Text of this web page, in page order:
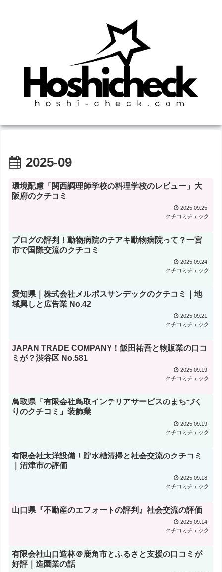
2025-09
環境配慮「関西調理師学校の料理学校のレビュー」大
阪府のクチコミ
2025.09.25
クチコミチェック
ブログの評判！動物病院のチアキ動物病院って？一宮
市で国際交流のクチコミ
2025.09.24
クチコミチェック
愛知県｜株式会社メルポスサンデックのクチコミ｜地
域興しと広告業 No.42
2025.09.21
クチコミチェック
JAPAN TRADE COMPANY！飯田祐吾と物販業の口コ
ミが？渋谷区 No.581
2025.09.19
クチコミチェック
鳥取県「有限会社鳥取インテリアサービスのまちづく
りのクチコミ」装飾業
2025.09.19
クチコミチェック
有限会社太洋設備！貯水槽清掃と社会交流のクチコミ
｜沼津市の評価
2025.09.18
クチコミチェック
山口県『不動産のエフォートの評判』社会交流の評価
2025.09.14
クチコミチェック
有限会社山口造林＠鹿角市とふるさと支援の口コミが
好評｜造園業の話